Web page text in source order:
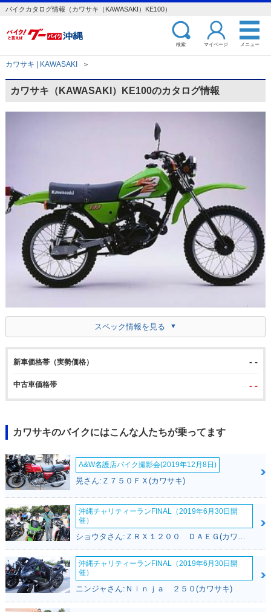
バイクカタログ情報（カワサキ（KAWASAKI）KE100）
検索 マイページ メニュー
カワサキ | KAWASAKI ＞
カワサキ（KAWASAKI）KE100のカタログ情報
スペック情報を見る
新車価格帯（実勢価格） - -
中古車価格帯 - -
カワサキのバイクにはこんな人たちが乗ってます
A&W名護店バイク撮影会(2019年12月8日)
晃さん:Ｚ７５０ＦＸ(カワサキ)
沖縄チャリティーランFINAL（2019年6月30日開
催）
ショウタさん:ＺＲＸ１２００ ＤＡＥＧ(カワサキ)
沖縄チャリティーランFINAL（2019年6月30日開
催）
ニンジャさん:Ｎｉｎｊａ ２５０(カワサキ)